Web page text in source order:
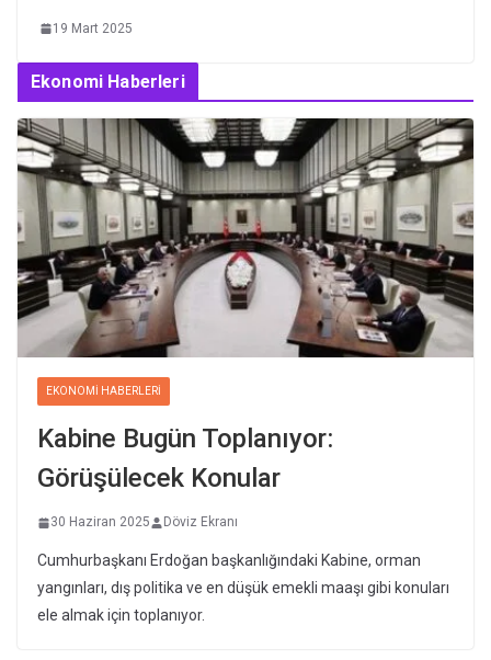
19 Mart 2025
Ekonomi Haberleri
EKONOMI HABERLERI
Kabine Bugün Toplanıyor:
Görüşülecek Konular
30 Haziran 2025 Döviz Ekranı
Cumhurbaşkanı Erdoğan başkanlığındaki Kabine, orman
yangınları, dış politika ve en düşük emekli maaşı gibi konuları
ele almak için toplanıyor.